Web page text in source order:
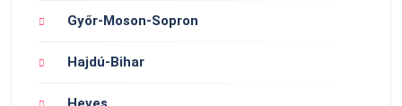
Győr-Moson-Sopron
Hajdú-Bihar